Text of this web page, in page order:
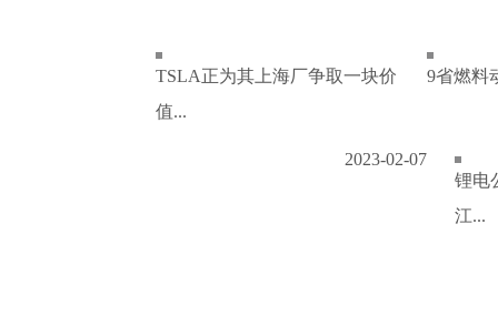
TSLA正为其上海厂争取一块价
值...
2023-02-07
9省燃料
锂电
江...